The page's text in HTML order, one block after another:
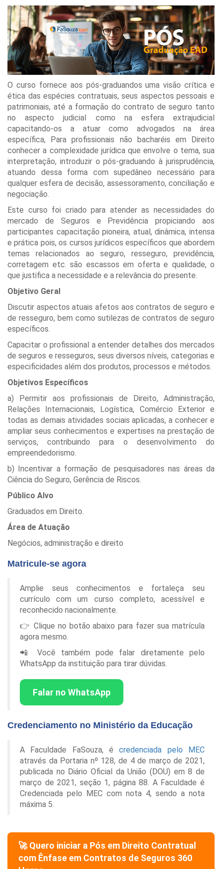
O curso fornece aos pós-graduandos uma visão crítica e
ética das espécies contratuais, seus aspectos pessoais e
patrimoniais, até a formação do contrato de seguro tanto
no aspecto judicial como na esfera extrajudicial
capacitando-os a atuar como advogados na área
específica, Para profissionais não bacharéis em Direito
conhecer a complexidade jurídica que envolve o tema, sua
interpretação, introduzir o pós-graduando à jurisprudência,
atuando dessa forma com supedâneo necessário para
qualquer esfera de decisão, assessoramento, conciliação e
negociação.
Este curso foi criado para atender as necessidades do
mercado de Seguros e Previdência propiciando aos
participantes capacitação pioneira, atual, dinâmica, intensa
e prática pois, os cursos jurídicos específicos que abordem
temas relacionados ao seguro, resseguro, previdência,
corretagem etc. são escassos em oferta e qualidade, o
que justifica a necessidade e a relevância do presente.
Objetivo Geral
Discutir aspectos atuais afetos aos contratos de seguro e
de resseguro, bem como sutilezas de contratos de seguro
específicos.
Capacitar o profissional a entender detalhes dos mercados
de seguros e resseguros, seus diversos níveis, categorias e
especificidades além dos produtos, processos e métodos.
Objetivos Específicos
a) Permitir aos profissionais de Direito, Administração,
Relações Internacionais, Logística, Comércio Exterior e
todas as demais atividades sociais aplicadas, a conhecer e
ampliar seus conhecimentos e expertises na prestação de
serviços, contribuindo para o desenvolvimento do
empreendedorismo.
b) Incentivar a formação de pesquisadores nas áreas da
Ciência do Seguro, Gerência de Riscos.
Público Alvo
Graduados em Direito.
Área de Atuação
Negócios, administração e direito
Matricule-se agora
Amplie seus conhecimentos e fortaleça seu
currículo com um curso completo, acessível e
reconhecido nacionalmente.
👉 Clique no botão abaixo para fazer sua matrícula
agora mesmo.
📲 Você também pode falar diretamente pelo
WhatsApp da instituição para tirar dúvidas.
Falar no WhatsApp
Credenciamento no Ministério da Educação
A Faculdade FaSouza, écredenciada pelo MEC
através da Portaria nº 128, de 4 de março de 2021,
publicada no Diário Oficial da União (DOU) em 8 de
março de 2021, seção 1, página 88. A Faculdade é
Credenciada pelo MEC com nota 4, sendo a nota
máxima 5.
🚀 Quero iniciar a Pós em Direito Contratual
com Ênfase em Contratos de Seguros 360